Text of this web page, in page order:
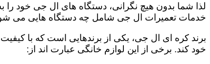
لذا شما بدون هیچ نگرانی، دستگاه های ال جی خود را
خدمات تعمیرات ال جی شامل چه دستگاه هایی می
برند کره ای ال جی، یکی از برندهایی است که با
خود کند. برخی از این لوازم خانگی عبارت اند از: